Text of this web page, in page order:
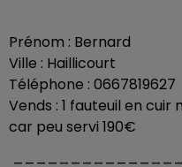
Prénom : Bernard
Ville : Haillicourt
Téléphone : 0667819627
Vends : 1 fauteuil en
car peu servi 190€